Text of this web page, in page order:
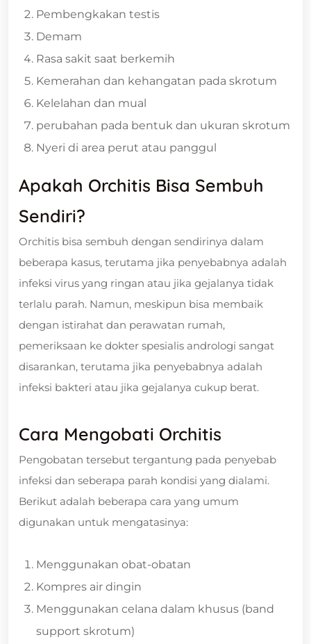
Pembengkakan testis
Demam
Rasa sakit saat berkemih
Kemerahan dan kehangatan pada skrotum
Kelelahan dan mual
perubahan pada bentuk dan ukuran skrotum
Nyeri di area perut atau panggul
Apakah Orchitis Bisa Sembuh
Sendiri?
Orchitis bisa sembuh dengan sendirinya dalam
beberapa kasus, terutama jika penyebabnya adalah
infeksi virus yang ringan atau jika gejalanya tidak
terlalu parah. Namun, meskipun bisa membaik
dengan istirahat dan perawatan rumah,
pemeriksaan ke dokter spesialis andrologi sangat
disarankan, terutama jika penyebabnya adalah
infeksi bakteri atau jika gejalanya cukup berat.
Cara Mengobati Orchitis
Pengobatan tersebut tergantung pada penyebab
infeksi dan seberapa parah kondisi yang dialami.
Berikut adalah beberapa cara yang umum
digunakan untuk mengatasinya:
Menggunakan obat-obatan
Kompres air dingin
Menggunakan celana dalam khusus (band
support skrotum)